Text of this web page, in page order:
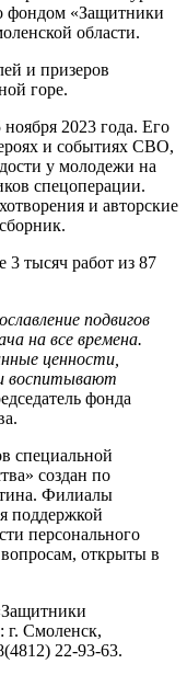
фондом «Защитники
области.
и призеров
горе.
2023 года. Его
и событиях СВО,
у молодежи на
спецоперации.
и авторские
3 тысяч работ из 87
подвигов
на все времена.
ценности,
воспитывают
фонда
специальной
создан по
Филиалы
поддержкой
персонального
открыты в
г. Смоленск,
22-93-63.